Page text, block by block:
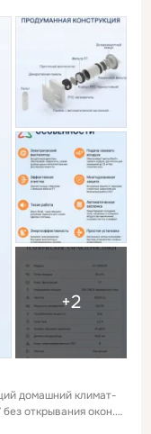
+2
домашний климат-
открывания окон.